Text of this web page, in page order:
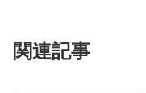
関連記事